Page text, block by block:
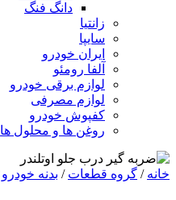
دانگ فنگ
زانتیا
سایپا
ایران خودرو
آلفا رومئو
لوازم برقی خودرو
لوازم مصرفی
کفپوش خودرو
روغن ها و محلول ها
خانه / گروه قطعات / بدنه خودرو